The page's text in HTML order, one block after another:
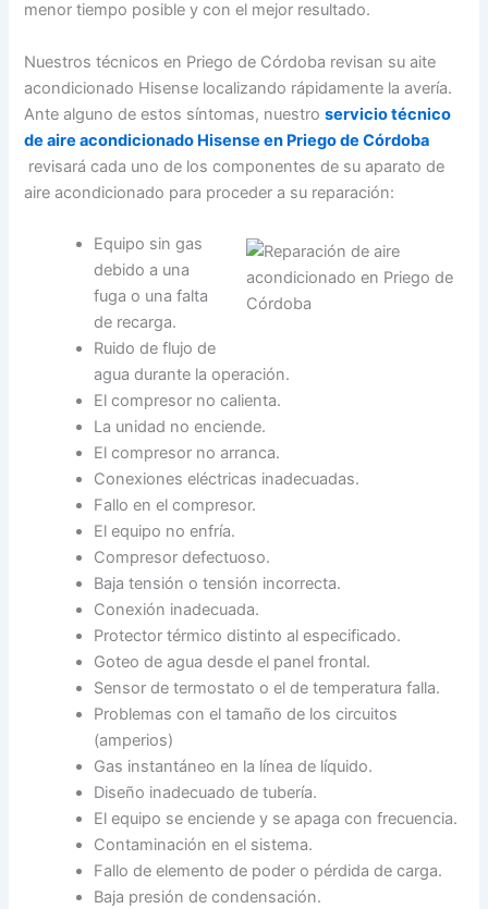
menor tiempo posible y con el mejor resultado.
Nuestros técnicos en Priego de Córdoba revisan su aite
acondicionado Hisense localizando rápidamente la avería.
Ante alguno de estos síntomas, nuestroservicio técnico
de aire acondicionado Hisense en Priego de Córdoba
revisará cada uno de los componentes de su aparato de
aire acondicionado para proceder a su reparación:
Equipo sin gas
debido a una
fuga o una falta
de recarga.
Ruido de flujo de
agua durante la operación.
El compresor no calienta.
La unidad no enciende.
El compresor no arranca.
Conexiones eléctricas inadecuadas.
Fallo en el compresor.
El equipo no enfría.
Compresor defectuoso.
Baja tensión o tensión incorrecta.
Conexión inadecuada.
Protector térmico distinto al especificado.
Goteo de agua desde el panel frontal.
Sensor de termostato o el de temperatura falla.
Problemas con el tamaño de los circuitos
(amperios)
Gas instantáneo en la línea de líquido.
Diseño inadecuado de tubería.
El equipo se enciende y se apaga con frecuencia.
Contaminación en el sistema.
Fallo de elemento de poder o pérdida de carga.
Baja presión de condensación.